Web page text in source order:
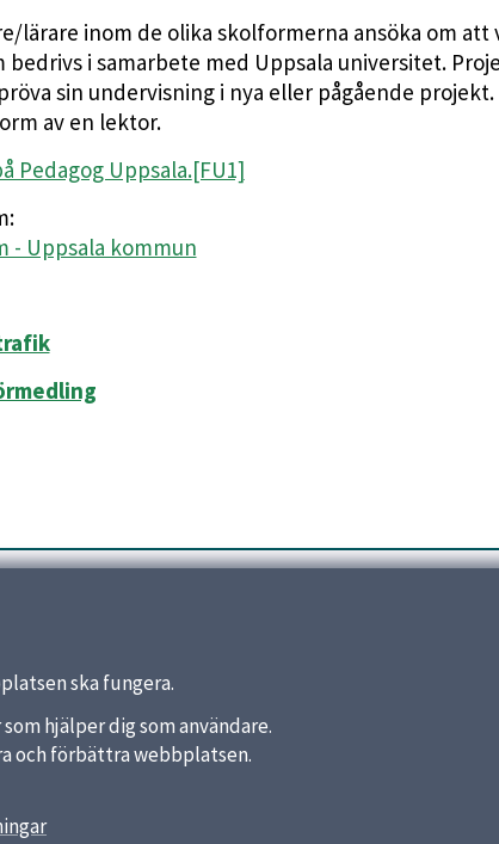
lärare inom de olika skolformerna ansöka om att
i samarbete med Uppsala universitet.
sin undervisning i nya eller pågående projekt.
av en lektor.
Pedagog Uppsala.[FU1]
- Uppsala kommun
ska fungera.
hjälper dig som användare.
och förbättra webbplatsen.